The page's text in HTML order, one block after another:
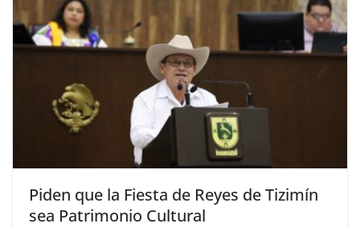
Piden que la Fiesta de Reyes de Tizimín
sea Patrimonio Cultural